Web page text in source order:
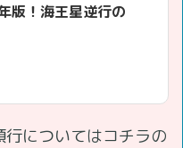
版！海王星逆行の
についてはコチラの